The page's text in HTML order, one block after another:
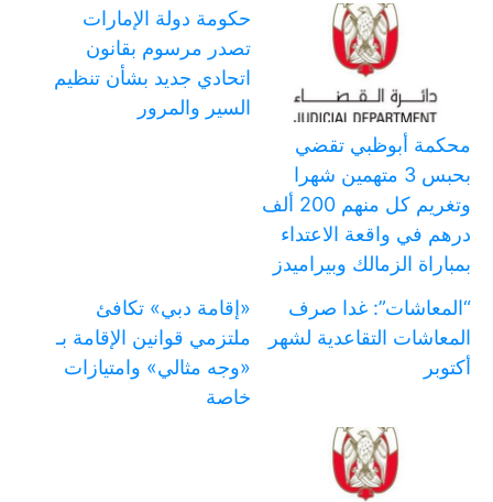
محكمة أبوظبي تقضي
بحبس 3 متهمين شهرا
وتغريم كل منهم 200 ألف
درهم في واقعة الاعتداء
بمباراة الزمالك وبيراميدز
حكومة دولة الإمارات
تصدر مرسوم بقانون
اتحادي جديد بشأن تنظيم
السير والمرور
“المعاشات”: غدا صرف
المعاشات التقاعدية لشهر
أكتوبر
«إقامة دبي» تكافئ
ملتزمي قوانين الإقامة بـ
«وجه مثالي» وامتيازات
خاصة